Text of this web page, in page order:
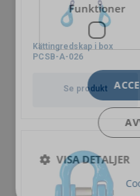
Kättingredskap i box
PCSB-A-026
Se produkt
Funktioner
VISA DETALJER